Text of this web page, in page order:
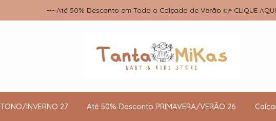
--- Até 50% Desconto em Todo o Calçado de Verão 👉 CLIQUE
INVERNO 27 Até 50% Desconto PRIMAVERA/VERÃO 26